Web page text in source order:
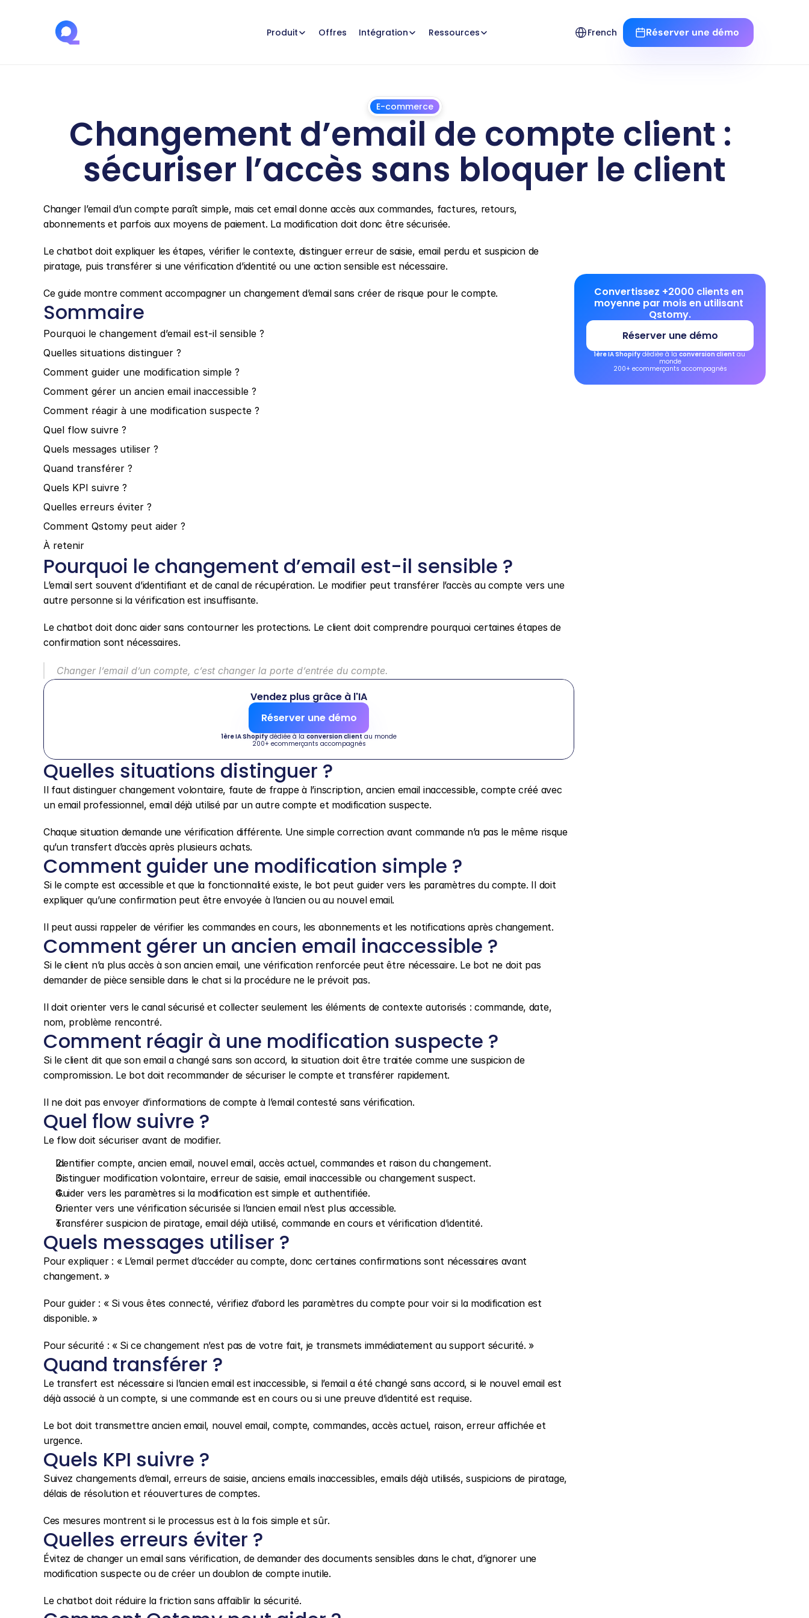
Produit Offres Intégration Ressources
Select Language
French Réserver une démo
E-commerce
Changement d’email de compte client :
sécuriser l’accès sans bloquer le client
Changer l’email d’un compte paraît simple, mais cet email donne accès aux commandes, factures, retours,
abonnements et parfois aux moyens de paiement. La modification doit donc être sécurisée.
Le chatbot doit expliquer les étapes, vérifier le contexte, distinguer erreur de saisie, email perdu et suspicion de
piratage, puis transférer si une vérification d’identité ou une action sensible est nécessaire.
Ce guide montre comment accompagner un changement d’email sans créer de risque pour le compte.
Sommaire
Pourquoi le changement d’email est-il sensible ?
Quelles situations distinguer ?
Comment guider une modification simple ?
Comment gérer un ancien email inaccessible ?
Comment réagir à une modification suspecte ?
Quel flow suivre ?
Quels messages utiliser ?
Quand transférer ?
Quels KPI suivre ?
Quelles erreurs éviter ?
Comment Qstomy peut aider ?
À retenir
Pourquoi le changement d’email est-il sensible ?
L’email sert souvent d’identifiant et de canal de récupération. Le modifier peut transférer l’accès au compte vers une
autre personne si la vérification est insuffisante.
Le chatbot doit donc aider sans contourner les protections. Le client doit comprendre pourquoi certaines étapes de
confirmation sont nécessaires.
Changer l’email d’un compte, c’est changer la porte d’entrée du compte.
Vendez plus grâce à l'IA
Réserver une démo
1ère IA Shopify dédiée à la conversion client au monde
200+ ecommerçants accompagnés
Quelles situations distinguer ?
Il faut distinguer changement volontaire, faute de frappe à l’inscription, ancien email inaccessible, compte créé avec
un email professionnel, email déjà utilisé par un autre compte et modification suspecte.
Chaque situation demande une vérification différente. Une simple correction avant commande n’a pas le même risque
qu’un transfert d’accès après plusieurs achats.
Comment guider une modification simple ?
Si le compte est accessible et que la fonctionnalité existe, le bot peut guider vers les paramètres du compte. Il doit
expliquer qu’une confirmation peut être envoyée à l’ancien ou au nouvel email.
Il peut aussi rappeler de vérifier les commandes en cours, les abonnements et les notifications après changement.
Comment gérer un ancien email inaccessible ?
Si le client n’a plus accès à son ancien email, une vérification renforcée peut être nécessaire. Le bot ne doit pas
demander de pièce sensible dans le chat si la procédure ne le prévoit pas.
Il doit orienter vers le canal sécurisé et collecter seulement les éléments de contexte autorisés : commande, date,
nom, problème rencontré.
Comment réagir à une modification suspecte ?
Si le client dit que son email a changé sans son accord, la situation doit être traitée comme une suspicion de
compromission. Le bot doit recommander de sécuriser le compte et transférer rapidement.
Il ne doit pas envoyer d’informations de compte à l’email contesté sans vérification.
Quel flow suivre ?
Le flow doit sécuriser avant de modifier.
Identifier compte, ancien email, nouvel email, accès actuel, commandes et raison du changement.
Distinguer modification volontaire, erreur de saisie, email inaccessible ou changement suspect.
Guider vers les paramètres si la modification est simple et authentifiée.
Orienter vers une vérification sécurisée si l’ancien email n’est plus accessible.
Transférer suspicion de piratage, email déjà utilisé, commande en cours et vérification d’identité.
Quels messages utiliser ?
Pour expliquer : « L’email permet d’accéder au compte, donc certaines confirmations sont nécessaires avant
changement. »
Pour guider : « Si vous êtes connecté, vérifiez d’abord les paramètres du compte pour voir si la modification est
disponible. »
Pour sécurité : « Si ce changement n’est pas de votre fait, je transmets immédiatement au support sécurité. »
Quand transférer ?
Le transfert est nécessaire si l’ancien email est inaccessible, si l’email a été changé sans accord, si le nouvel email est
déjà associé à un compte, si une commande est en cours ou si une preuve d’identité est requise.
Le bot doit transmettre ancien email, nouvel email, compte, commandes, accès actuel, raison, erreur affichée et
urgence.
Quels KPI suivre ?
Suivez changements d’email, erreurs de saisie, anciens emails inaccessibles, emails déjà utilisés, suspicions de piratage,
délais de résolution et réouvertures de comptes.
Ces mesures montrent si le processus est à la fois simple et sûr.
Quelles erreurs éviter ?
Évitez de changer un email sans vérification, de demander des documents sensibles dans le chat, d’ignorer une
modification suspecte ou de créer un doublon de compte inutile.
Le chatbot doit réduire la friction sans affaiblir la sécurité.
Convertissez +2000 clients en
moyenne par mois en utilisant
Qstomy.
Réserver une démo
1ère IA Shopify dédiée à la conversion client au
monde
200+ ecommerçants accompagnés